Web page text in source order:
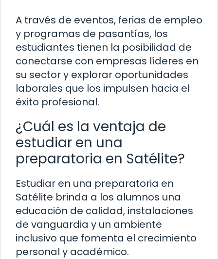
A través de eventos, ferias de empleo
y programas de pasantías, los
estudiantes tienen la posibilidad de
conectarse con empresas líderes en
su sector y explorar oportunidades
laborales que los impulsen hacia el
éxito profesional.
¿Cuál es la ventaja de
estudiar en una
preparatoria en Satélite?
Estudiar en una preparatoria en
Satélite brinda a los alumnos una
educación de calidad, instalaciones
de vanguardia y un ambiente
inclusivo que fomenta el crecimiento
personal y académico.